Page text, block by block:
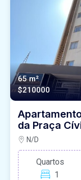
65 m²
$210000
da Praça
N/D
Quartos
1